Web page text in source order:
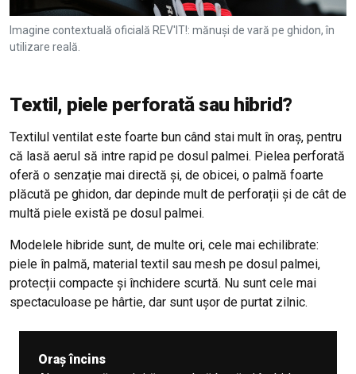
Imagine contextuală oficială REV'IT!: mănuși de vară pe ghidon, în
utilizare reală.
Textil, piele perforată sau hibrid?
Textilul ventilat este foarte bun când stai mult în oraș, pentru
că lasă aerul să intre rapid pe dosul palmei. Pielea perforată
oferă o senzație mai directă și, de obicei, o palmă foarte
plăcută pe ghidon, dar depinde mult de perforații și de cât de
multă piele există pe dosul palmei.
Modelele hibride sunt, de multe ori, cele mai echilibrate:
piele în palmă, material textil sau mesh pe dosul palmei,
protecții compacte și închidere scurtă. Nu sunt cele mai
spectaculoase pe hârtie, dar sunt ușor de purtat zilnic.
Oraș încins